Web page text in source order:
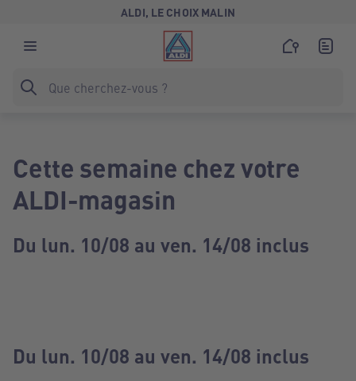
ALDI, LE CHOIX MALIN
Cette semaine chez votre
ALDI-magasin
Du lun. 10/08 au ven. 14/08 inclus
Du lun. 10/08 au ven. 14/08 inclus